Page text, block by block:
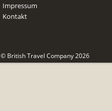
Impressum
Kontakt
© British Travel Company 2026